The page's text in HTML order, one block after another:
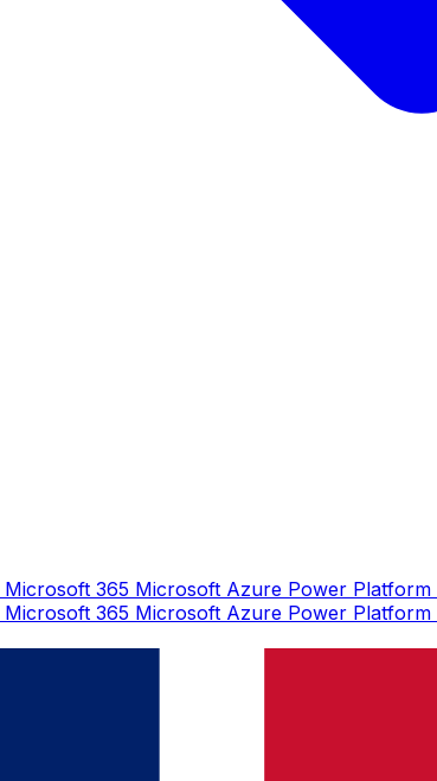
Microsoft 365 Microsoft Azure Power Platform
Microsoft 365 Microsoft Azure Power Platform